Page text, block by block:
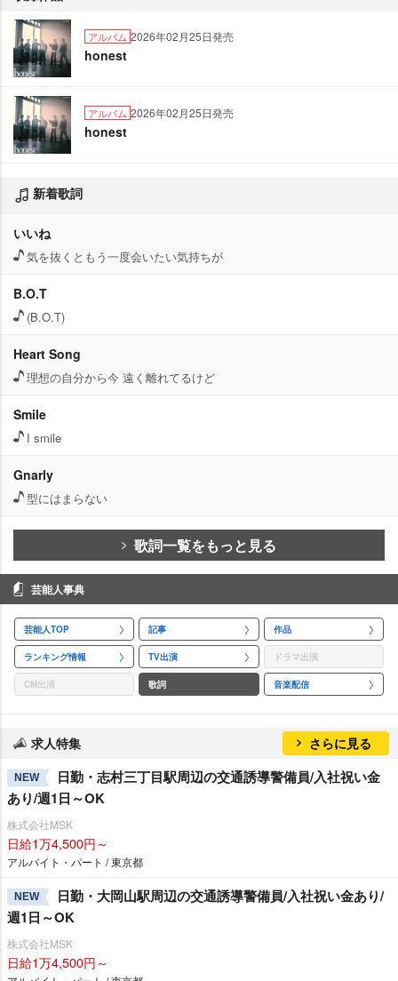
アルバム 2026年02月25日発売
honest
アルバム 2026年02月25日発売
honest
新着歌詞
いいね
気を抜くともう一度会いたい気持ちが
B.O.T
(B.O.T)
Heart Song
理想の自分から今 遠く離れてるけど
Smile
I smile
Gnarly
型にはまらない
歌詞一覧をもっと見る
芸能人事典
芸能人TOP 記事 作品
ランキング情報 TV出演 ドラマ出演
CM出演 歌詞 音楽配信
求人特集 さらに見る
NEW
日勤・志村三丁目駅周辺の交通誘導警備員/入社祝い金
あり/週1日～OK
株式会社MSK
日給1万4,500円～
アルバイト・パート / 東京都
NEW
日勤・大岡山駅周辺の交通誘導警備員/入社祝い金あり/
週1日～OK
株式会社MSK
日給1万4,500円～